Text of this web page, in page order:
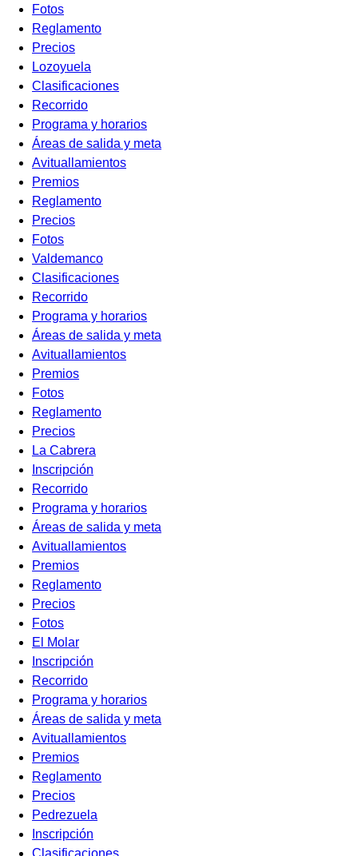
Fotos
Reglamento
Precios
Lozoyuela
Clasificaciones
Recorrido
Programa y horarios
Áreas de salida y meta
Avituallamientos
Premios
Reglamento
Precios
Fotos
Valdemanco
Clasificaciones
Recorrido
Programa y horarios
Áreas de salida y meta
Avituallamientos
Premios
Fotos
Reglamento
Precios
La Cabrera
Inscripción
Recorrido
Programa y horarios
Áreas de salida y meta
Avituallamientos
Premios
Reglamento
Precios
Fotos
El Molar
Inscripción
Recorrido
Programa y horarios
Áreas de salida y meta
Avituallamientos
Premios
Reglamento
Precios
Pedrezuela
Inscripción
Clasificaciones